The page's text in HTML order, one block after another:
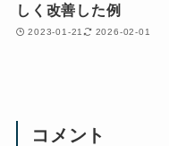
しく改善した例
2023-01-21 2026-02-01
コメント